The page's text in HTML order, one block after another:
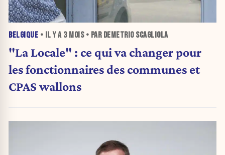
BELGIQUE • IL Y A 3 MOIS• PAR DEMETRIO SCAGLIOLA
"La Locale" : ce qui va changer pour
les fonctionnaires des communes et
CPAS wallons